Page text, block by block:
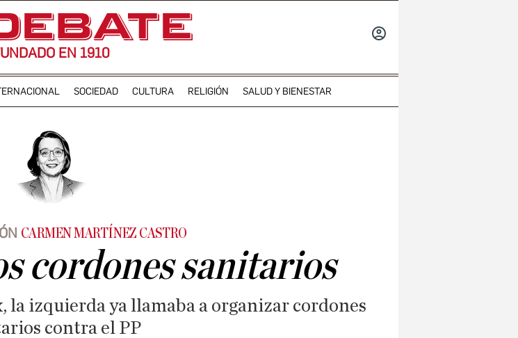
EN 1910
SOCIEDAD CULTURA RELIGIÓN SALUD Y BIENESTAR
CARMEN MARTÍNEZ CASTRO
cordones sanitarios
la izquierda ya llamaba a organizar cordones
contra el PP